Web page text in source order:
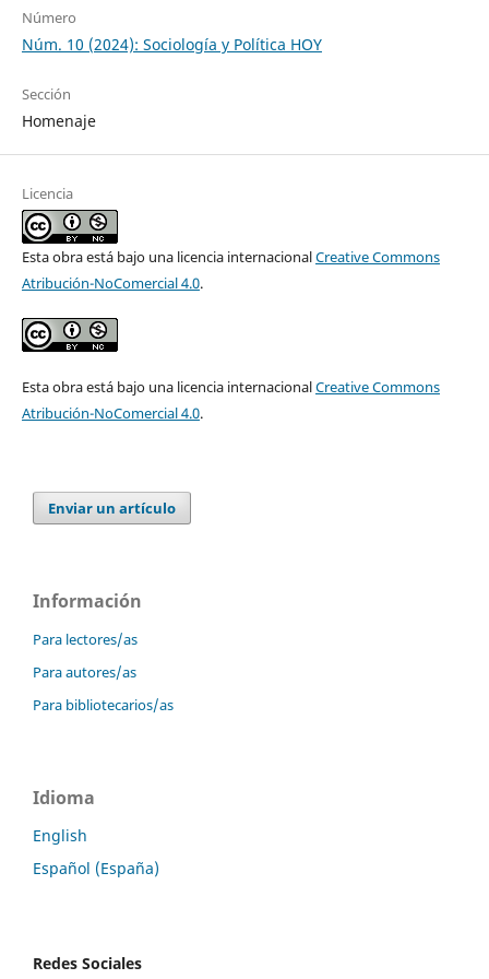
Número
Núm. 10 (2024): Sociología y Política HOY
Sección
Homenaje
Licencia
Esta obra está bajo una licencia internacionalCreative Commons
Atribución-NoComercial 4.0.
Esta obra está bajo una licencia internacionalCreative Commons
Atribución-NoComercial 4.0.
Enviar un artículo
Información
Para lectores/as
Para autores/as
Para bibliotecarios/as
Idioma
English
Español (España)
Redes Sociales